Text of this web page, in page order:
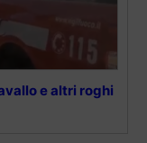
e altri roghi